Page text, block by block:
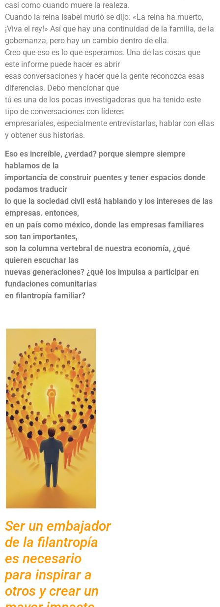
casi como cuando muere la realeza.
Cuando la reina Isabel murió se dijo: «La reina ha muerto,
¡Viva el rey!» Así que hay una continuidad de la familia, de la
gobernanza, pero hay un cambio dentro de ella.
Creo que eso es lo que esperamos. Una de las cosas que
este informe puede hacer es abrir
esas conversaciones y hacer que la gente reconozca esas
diferencias. Debo mencionar que
tú es una de los pocas investigadoras que ha tenido este
tipo de conversaciones con líderes
empresariales, especialmente entrevistarlas, hablar con ellas
y obtener sus historias.
Eso es increíble, ¿verdad? porque siempre siempre
hablamos de la
importancia de construir puentes y tener espacios donde
podamos traducir
lo que la sociedad civil está hablando y los intereses de las
empresas. entonces,
en un país como méxico, donde las empresas familiares
son tan importantes,
son la columna vertebral de nuestra economía, ¿qué
quieren escuchar las
nuevas generaciones? ¿qué los impulsa a participar en
fundaciones comunitarias
en filantropía familiar?
Ser un embajador
de la filantropía
es necesario
para inspirar a
otros y crear un